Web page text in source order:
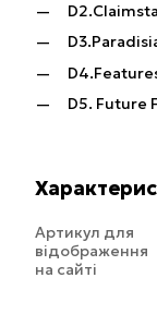
D5. Future
Артикул для
відображення
на сайті